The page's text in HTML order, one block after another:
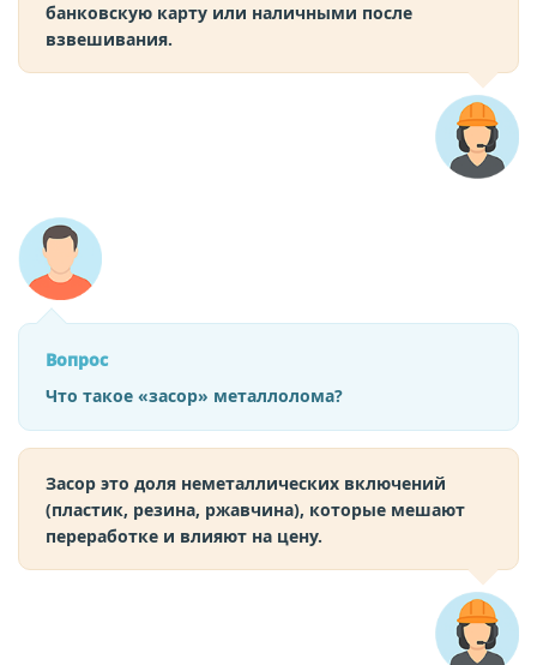
банковскую карту или наличными после
взвешивания.
Вопрос
Что такое «засор» металлолома?
Засор это доля неметаллических включений
(пластик, резина, ржавчина), которые мешают
переработке и влияют на цену.